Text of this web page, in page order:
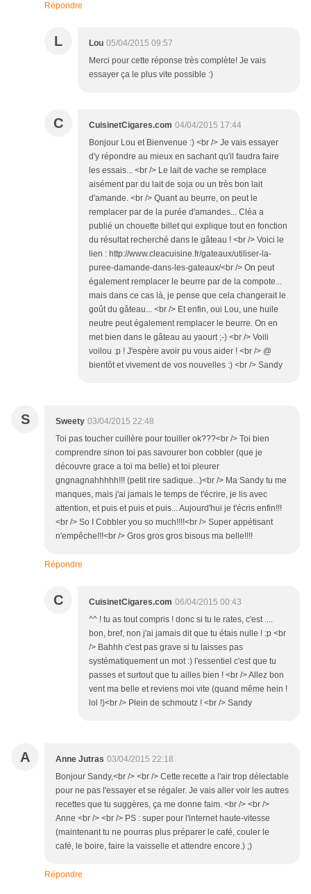
Répondre
L Lou 05/04/2015 09:57
Merci pour cette réponse très complète! Je vais
essayer ça le plus vite possible :)
C CuisinetCigares.com 04/04/2015 17:44
Bonjour Lou et Bienvenue :) <br /> Je vais essayer
d'y répondre au mieux en sachant qu'il faudra faire
les essais... <br /> Le lait de vache se remplace
aisément par du lait de soja ou un très bon lait
d'amande. <br /> Quant au beurre, on peut le
remplacer par de la purée d'amandes... Cléa a
publié un chouette billet qui explique tout en fonction
du résultat recherché dans le gâteau ! <br /> Voici le
lien : http://www.cleacuisine.fr/gateaux/utiliser-la-
puree-damande-dans-les-gateaux/<br /> On peut
également remplacer le beurre par de la compote...
mais dans ce cas là, je pense que cela changerait le
goût du gâteau... <br /> Et enfin, oui Lou, une huile
neutre peut également remplacer le beurre. On en
met bien dans le gâteau au yaourt ;-) <br /> Voili
voilou :p ! J'espère avoir pu vous aider ! <br /> @
bientôt et vivement de vos nouvelles :) <br /> Sandy
S Sweety 03/04/2015 22:48
Toi pas toucher cuillère pour touiller ok???<br /> Toi bien
comprendre sinon toi pas savourer bon cobbler (que je
découvre grace a toi ma belle) et toi pleurer
gngnagnahhhhh!!! (petit rire sadique...)<br /> Ma Sandy tu me
manques, mais j'ai jamais le temps de t'écrire, je lis avec
attention, et puis et puis et puis... Aujourd'hui je t'écris enfin!!!
<br /> So I Cobbler you so much!!!!<br /> Super appétisant
n'empêche!!!<br /> Gros gros gros bisous ma belle!!!!
Répondre
C CuisinetCigares.com 06/04/2015 00:43
^^ ! tu as tout compris ! donc si tu le rates, c'est ....
bon, bref, non j'ai jamais dit que tu étais nulle ! :p <br
/> Bahhh c'est pas grave si tu laisses pas
systématiquement un mot :) l'essentiel c'est que tu
passes et surtout que tu ailles bien ! <br /> Allez bon
vent ma belle et reviens moi vite (quand même hein !
lol !)<br /> Plein de schmoutz ! <br /> Sandy
A Anne Jutras 03/04/2015 22:18
Bonjour Sandy,<br /> <br /> Cette recette a l'air trop délectable
pour ne pas l'essayer et se régaler. Je vais aller voir les autres
recettes que tu suggères, ça me donne faim. <br /> <br />
Anne <br /> <br /> PS : super pour l'internet haute-vitesse
(maintenant tu ne pourras plus préparer le café, couler le
café, le boire, faire la vaisselle et attendre encore.) ;)
Répondre